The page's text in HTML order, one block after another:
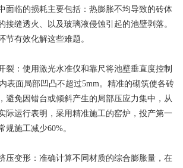
面临的损耗主要包括：热膨胀不均导致的砖体
接缝透火、以及玻璃液侵蚀引起的池壁剥落。
节有效化解这些难题。
裂：使用激光水准仪和靠尺将池壁垂直度控制
表面局部凹凸不超过5mm。精准的砌筑使各砖
避免因错台或倾斜产生的局部压应力集中，从
际运行表明，采用精准施工的窑炉，投产第一
规施工减少60%。
压变形：准确计算不同材质的综合膨胀量，在